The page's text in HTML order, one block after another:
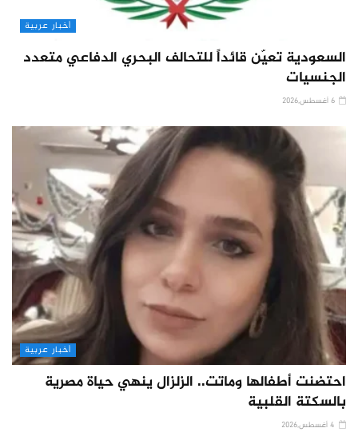
أخبار عربية
السعودية تعيّن قائداً للتحالف البحري الدفاعي متعدد
الجنسيات
أخبار عربية
احتضنت أطفالها وماتت.. الزلزال ينهي حياة مصرية
بالسكتة القلبية